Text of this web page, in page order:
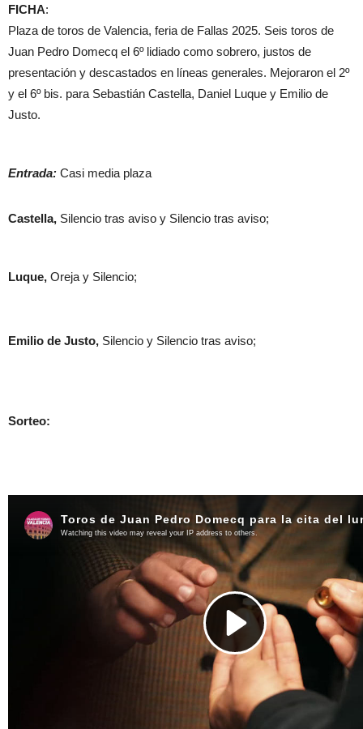
FICHA:
Plaza de toros de Valencia, feria de Fallas 2025. Seis toros de
Juan Pedro Domecq el 6º lidiado como sobrero, justos de
presentación y descastados en líneas generales. Mejoraron el 2º
y el 6º bis. para Sebastián Castella, Daniel Luque y Emilio de
Justo.
Entrada: Casi media plaza
Castella, Silencio tras aviso y Silencio tras aviso;
Luque, Oreja y Silencio;
Emilio de Justo, Silencio y Silencio tras aviso;
Sorteo: